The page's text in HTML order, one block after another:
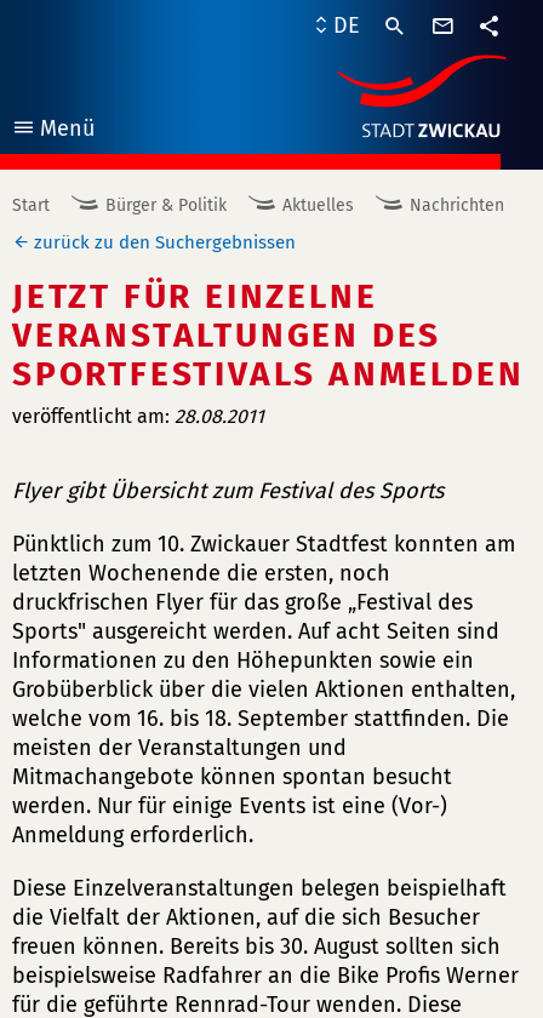
Menü
öffnen
DE
Start Bürger & Politik Aktuelles Nachrichten
zurück zu den Suchergebnissen
JETZT FÜR EINZELNE
VERANSTALTUNGEN DES
SPORTFESTIVALS ANMELDEN
veröffentlicht am: 28.08.2011
Flyer gibt Übersicht zum Festival des Sports
Pünktlich zum 10. Zwickauer Stadtfest konnten am
letzten Wochenende die ersten, noch
druckfrischen Flyer für das große „Festival des
Sports" ausgereicht werden. Auf acht Seiten sind
Informationen zu den Höhepunkten sowie ein
Grobüberblick über die vielen Aktionen enthalten,
welche vom 16. bis 18. September stattfinden. Die
meisten der Veranstaltungen und
Mitmachangebote können spontan besucht
werden. Nur für einige Events ist eine (Vor-)
Anmeldung erforderlich.
Diese Einzelveranstaltungen belegen beispielhaft
die Vielfalt der Aktionen, auf die sich Besucher
freuen können. Bereits bis 30. August sollten sich
beispielsweise Radfahrer an die Bike Profis Werner
für die geführte Rennrad-Tour wenden. Diese